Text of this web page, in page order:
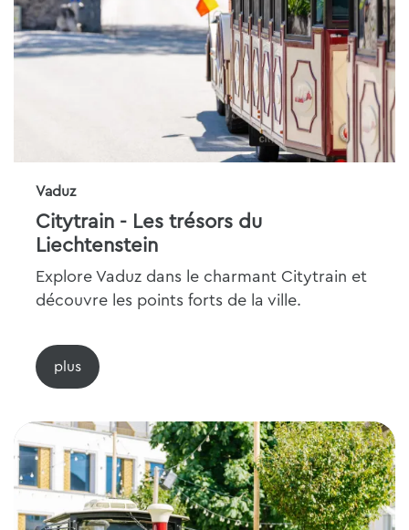
Vaduz
Citytrain - Les trésors du
Liechtenstein
Explore Vaduz dans le charmant Citytrain et
découvre les points forts de la ville.